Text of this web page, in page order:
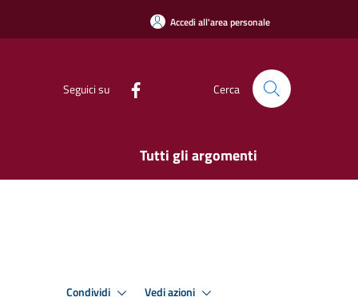
Accedi all'area personale
Seguici su Cerca
Tutti gli argomenti
Condividi Vedi azioni